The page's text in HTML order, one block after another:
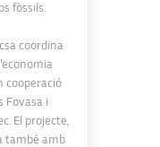
fòssils.
coordina
cooperació
Fovasa i
El projecte,
també amb